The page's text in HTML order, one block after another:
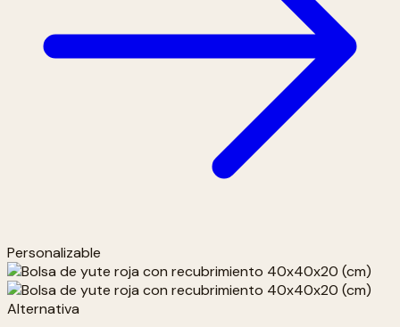
Personalizable